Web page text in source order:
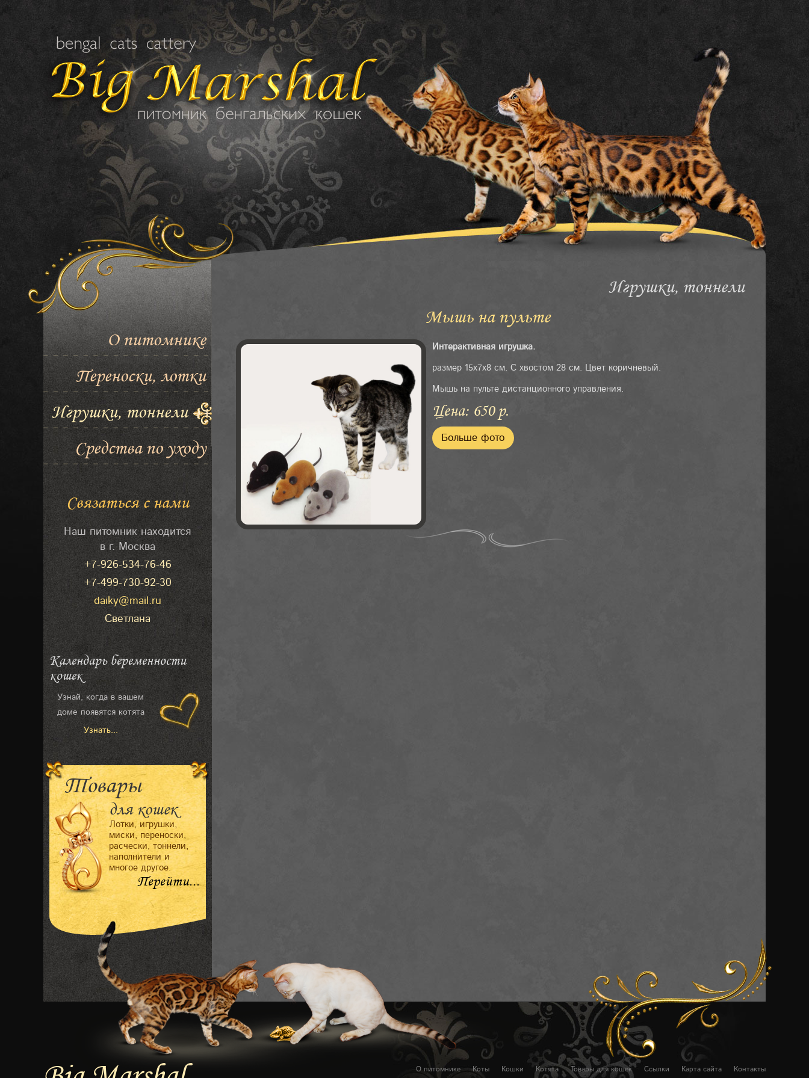
О питомнике
Переноски, лотки
Игрушки, тоннели
Средства по уходу
Связаться с нами
Наш питомник находится
в г. Москва
+7-926-534-76-46
+7-499-730-92-30
daiky@mail.ru
Светлана
Календарь беременности
кошек
Узнай, когда в вашем
доме появятся котята
Узнать...
Товары
для кошек
Лотки, игрушки,
миски, переноски,
расчески, тоннели,
наполнители и
многое другое.
Перейти...
Игрушки, тоннели
Мышь на пульте
Интерактивная игрушка.
размер 15х7х8 см. С хвостом 28 см. Цвет коричневый.
Мышь на пульте дистанционного управления.
Цена: 650 р.
Больше фото
О питомнике Коты Кошки Котята Товары для кошек Ссылки Карта сайта Контакты